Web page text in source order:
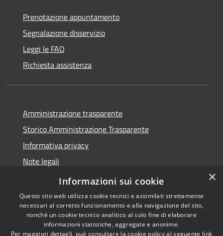
Prenotazione appuntamento
Segnalazione disservizio
Leggi le FAQ
Richiesta assistenza
Amministrazione trasparente
Storico Amministrazione Trasparente
Informativa privacy
Note legali
Dichiarazione di accessibilità
Copyright © 2026 • Comune di
×
Informazioni sui cookie
Questo sito web utilizza cookie tecnici e assimilati strettamente
necessari al corretto funzionamento e alla navigazione del sito,
nonché un cookie tecnico analitico al solo fine di elaborare
informazioni statistiche, aggregate e anonime.
Per maggiori dettagli, può consultare la cookie policy al seguente link